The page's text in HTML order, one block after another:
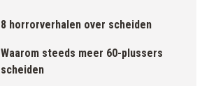
8 horrorverhalen over scheiden
Waarom steeds meer 60-plussers
scheiden